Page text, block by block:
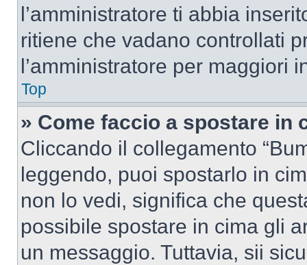
l’amministratore ti abbia
ritiene che vadano controllati
l’amministratore per maggiori
Top
» Come faccio a spostare in
Cliccando il collegamento
leggendo, puoi spostarlo in
non lo vedi, significa che
possibile spostare in cima gli
un messaggio. Tuttavia, sii